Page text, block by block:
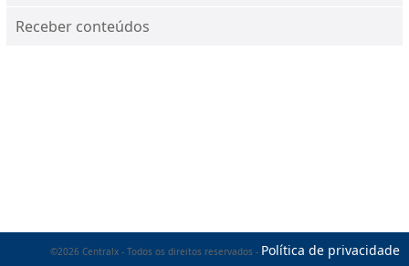
Receber conteúdos
©2026 Centralx - Todos os direitos reservados - Política de privacidade